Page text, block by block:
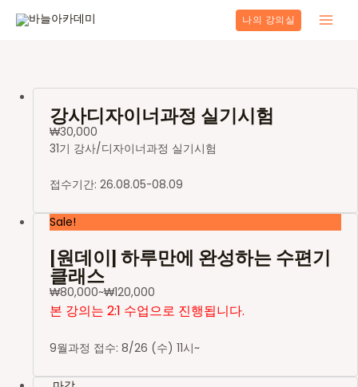
나의 강의실
강사디자이너과정 실기시험
₩30,000
31기 강사/디자이너과정 실기시험
접수기간: 26.08.05-08.09
Sale!
[원데이] 하루만에 완성하는 수편기
클래스
₩80,000~₩120,000
본 강의는 2:1 수업으로 진행됩니다.
9월과정 접수: 8/26 (수) 11시~